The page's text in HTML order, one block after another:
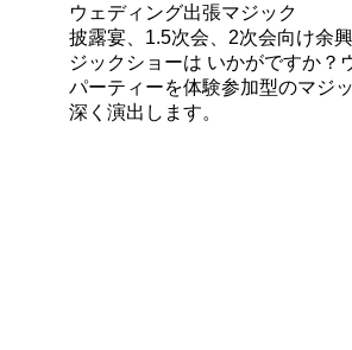
ウェディング出張マジック
披露宴、1.5次会、2次会向け余
ジックショーは いかがですか？
パーティーを体験参加型のマジ
深く演出します。